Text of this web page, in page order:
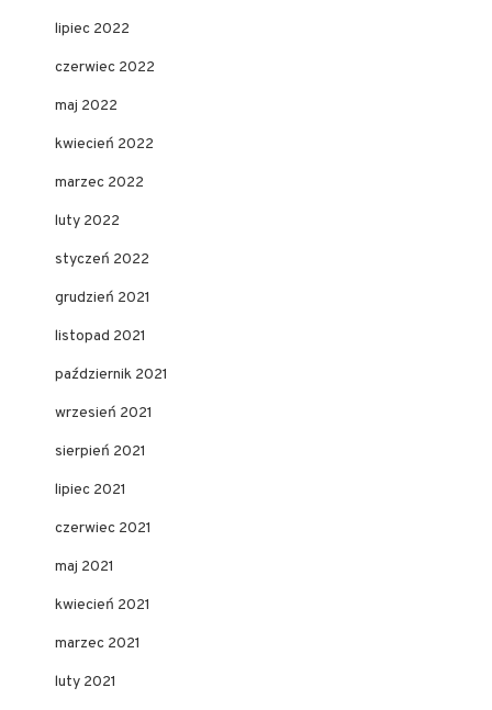
lipiec 2022
czerwiec 2022
maj 2022
kwiecień 2022
marzec 2022
luty 2022
styczeń 2022
grudzień 2021
listopad 2021
październik 2021
wrzesień 2021
sierpień 2021
lipiec 2021
czerwiec 2021
maj 2021
kwiecień 2021
marzec 2021
luty 2021